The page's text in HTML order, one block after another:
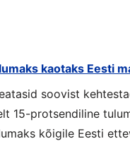
kaotaks Eesti
soovist
15-protsendiline
kõigile Eesti